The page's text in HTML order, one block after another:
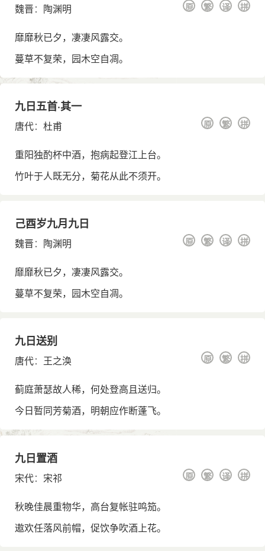
魏晋： 陶渊明 拼
译
繁
原
靡靡秋已夕，凄凄风露交。
蔓草不复荣，园木空自凋。
九日五首·其一
唐代： 杜甫 拼
繁
原
重阳独酌杯中酒，抱病起登江上台。
竹叶于人既无分，菊花从此不须开。
己酉岁九月九日
魏晋： 陶渊明 拼
译
繁
原
靡靡秋已夕，凄凄风露交。
蔓草不复荣，园木空自凋。
九日送别
唐代： 王之涣 拼
繁
原
蓟庭萧瑟故人稀，何处登高且送归。
今日暂同芳菊酒，明朝应作断蓬飞。
九日置酒
宋代： 宋祁 拼
译
繁
原
秋晚佳晨重物华，高台复帐驻鸣笳。
遨欢任落风前帽，促饮争吹酒上花。